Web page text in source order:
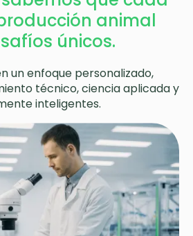
animal
únicos.
un enfoque personalizado,
técnico, ciencia aplicada y
inteligentes.